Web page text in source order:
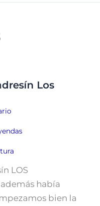
Los
LOS
además había
bien la